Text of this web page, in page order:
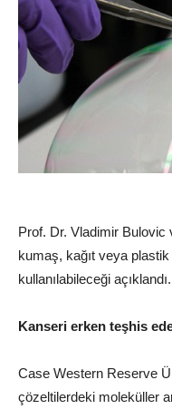
Prof. Dr. Vladimir Bulovic
kumaş, kağıt veya
kullanılabileceği açıklandı.
Kanseri erken teşhis
Case Western Reserve
çözeltilerdeki moleküller